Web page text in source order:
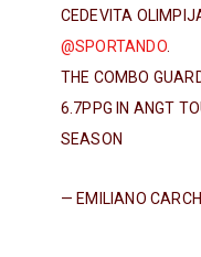
CEDEVITA
@SPORTANDO.
THE COMBO
6.7PPG IN ANGT
SEASON
— EMILIANO